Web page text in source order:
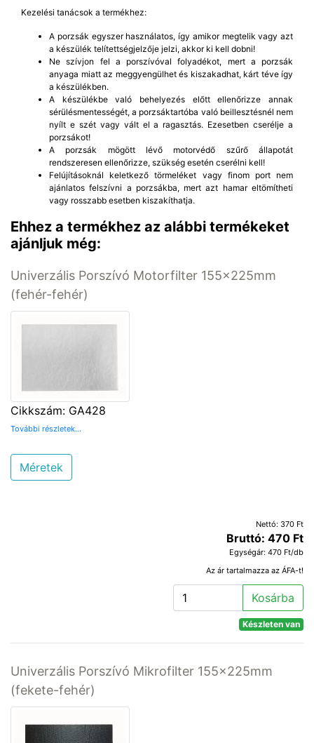
Kezelési tanácsok a termékhez:
A porzsák egyszer használatos, így amikor megtelik vagy azt
a készülék telítettségjelzője jelzi, akkor ki kell dobni!
Ne szívjon fel a porszívóval folyadékot, mert a porzsák
anyaga miatt az meggyengülhet és kiszakadhat, kárt téve így
a készülékben.
A készülékbe való behelyezés előtt ellenőrizze annak
sérülésmentességét, a porzsáktartóba való beillesztésnél nem
nyílt e szét vagy vált el a ragasztás. Ezesetben cserélje a
porzsákot!
A porzsák mögött lévő motorvédő szűrő állapotát
rendszeresen ellenőrizze, szükség esetén cserélni kell!
Felújításoknál keletkező törmeléket vagy finom port nem
ajánlatos felszívni a porzsákba, mert azt hamar eltömítheti
vagy rosszabb esetben kiszakíthatja.
Ehhez a termékhez az alábbi termékeket
ajánljuk még:
Univerzális Porszívó Motorfilter 155x225mm
(fehér-fehér)
Cikkszám: GA428
További részletek...
Méretek
Nettó: 370 Ft
Bruttó: 470 Ft
Egységár: 470 Ft/db
Az ár tartalmazza az ÁFA-t!
Kosárba
Készleten van
Univerzális Porszívó Mikrofilter 155x225mm
(fekete-fehér)